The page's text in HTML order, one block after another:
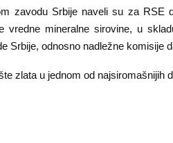
zavodu Srbije naveli su za RSE
vredne mineralne sirovine, u
Srbije, odnosno nadležne komisije
zlata u jednom od najsiromašnijih